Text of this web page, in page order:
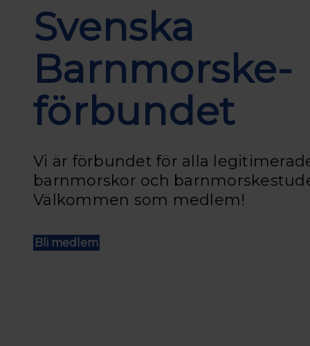
Svenska
Barnmorske­
förbundet
Vi är förbundet för alla
barnmorskor och
Välkommen som medlem!
Bli medlem